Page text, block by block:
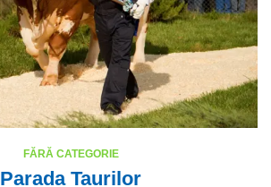
FĂRĂ CATEGORIE
Parada Taurilor